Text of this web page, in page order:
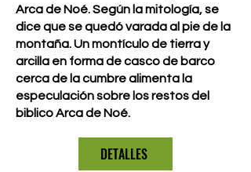
Arca de Noé. Según la mitología, se
dice que se quedó varada al pie de la
montaña. Un montículo de tierra y
arcilla en forma de casco de barco
cerca de la cumbre alimenta la
especulación sobre los restos del
biblico Arca de Noé.
DETALLES